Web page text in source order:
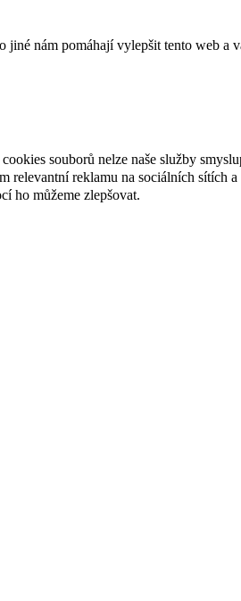
nám pomáhají vylepšit tento web a
souborů nelze naše služby
reklamu na sociálních sítích
ho můžeme zlepšovat.